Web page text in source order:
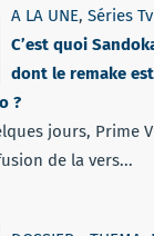
A LA UNE, Séries Tv
C’est quoi
dont le remake
?
jours, Prime
de la vers...